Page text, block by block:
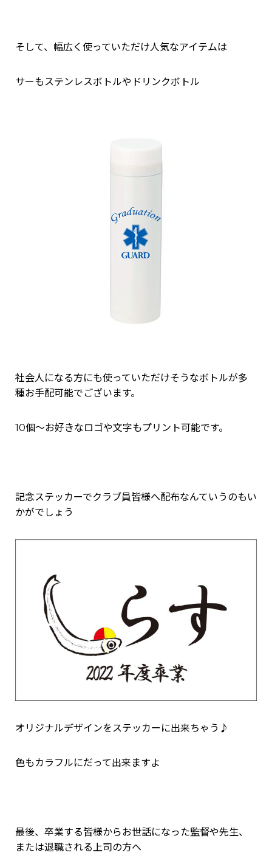
そして、幅広く使っていただけ人気なアイテムは
サーもステンレスボトルやドリンクボトル
社会人になる方にも使っていただけそうなボトルが多
種お手配可能でございます。
10個～お好きなロゴや文字もプリント可能です。
記念ステッカーでクラブ員皆様へ配布なんていうのもい
かがでしょう
オリジナルデザインをステッカーに出来ちゃう♪
色もカラフルにだって出来ますよ
最後、卒業する皆様からお世話になった監督や先生、
または退職される上司の方へ